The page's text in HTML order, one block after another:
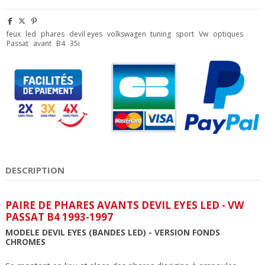
feux led phares devil eyes volkswagen tuning sport Vw optiques
Passat avant B4 35i
DESCRIPTION
PAIRE DE PHARES AVANTS DEVIL EYES LED - VW
PASSAT B4 1993-1997
MODELE DEVIL EYES (BANDES LED) - VERSION FONDS
CHROMES